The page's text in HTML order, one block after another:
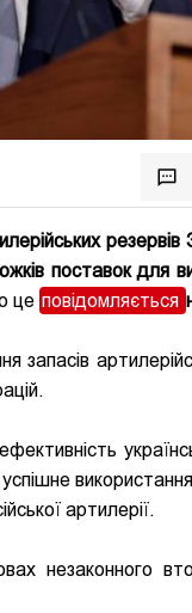
поставок для
це повідомляється
запасів
використання
артилерії.
незаконного